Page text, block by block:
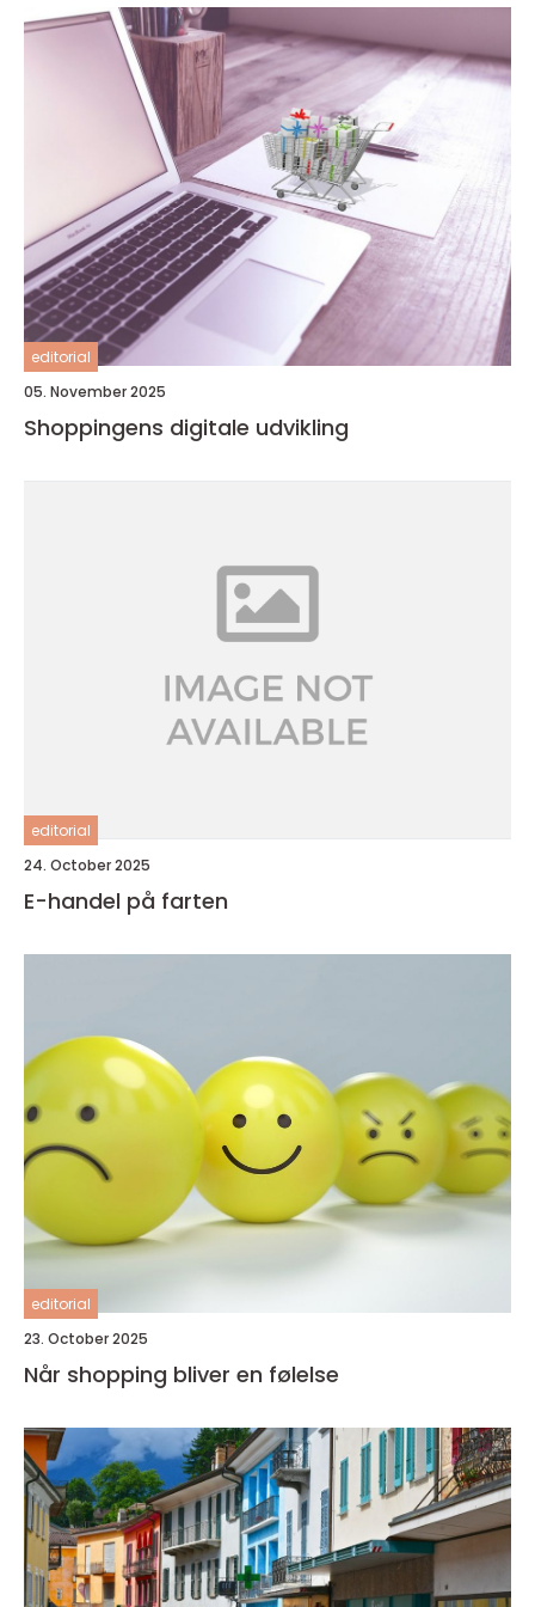
editorial
05. November 2025
Shoppingens digitale udvikling
editorial
24. October 2025
E-handel på farten
editorial
23. October 2025
Når shopping bliver en følelse